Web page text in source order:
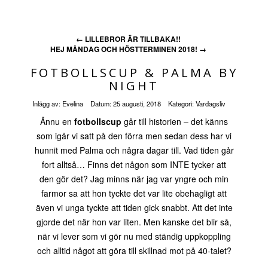
← LILLEBROR ÄR TILLBAKA!!
HEJ MÅNDAG OCH HÖSTTERMINEN 2018! →
FOTBOLLSCUP & PALMA BY
NIGHT
Inlägg av: Evelina Datum:25 augusti, 2018 Kategori:Vardagsliv
Ännu en fotbollscup går till historien – det känns
som igår vi satt på den förra men sedan dess har vi
hunnit med Palma och några dagar till. Vad tiden går
fort alltså… Finns det någon som INTE tycker att
den gör det? Jag minns när jag var yngre och min
farmor sa att hon tyckte det var lite obehagligt att
även vi unga tyckte att tiden gick snabbt. Att det inte
gjorde det när hon var liten. Men kanske det blir så,
när vi lever som vi gör nu med ständig uppkoppling
och alltid något att göra till skillnad mot på 40-talet?